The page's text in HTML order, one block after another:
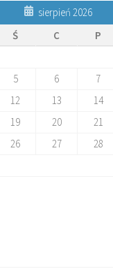
sierpień 2026
Ś C P
5 6 7
12 13 14
19 20 21
26 27 28